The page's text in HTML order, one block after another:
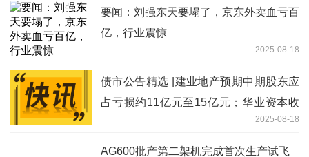
要闻：刘强东天要塌了，京东外卖血亏百
亿，行业震惊
2025-08-18
债市公告精选 |建业地产预期中期股东应
占亏损约11亿元至15亿元；华业资本收
到法院执行裁定书和拍卖通知书_视点
2025-08-18
AG600批产第二架机完成首次生产试飞